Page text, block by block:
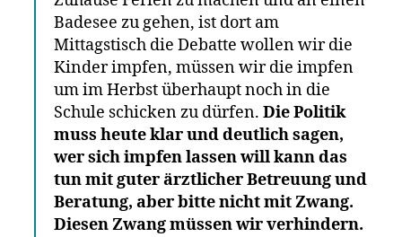
Badesee zu gehen, ist dort am
Mittagstisch die Debatte wollen wir die
Kinder impfen, müssen wir die impfen
um im Herbst überhaupt noch in die
Schule schicken zu dürfen. Die Politik
muss heute klar und deutlich sagen,
wer sich impfen lassen will kann das
tun mit guter ärztlicher Betreuung und
Beratung, aber bitte nicht mit Zwang.
Diesen Zwang müssen wir verhindern.